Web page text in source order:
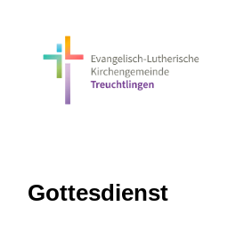
Gottesdienst